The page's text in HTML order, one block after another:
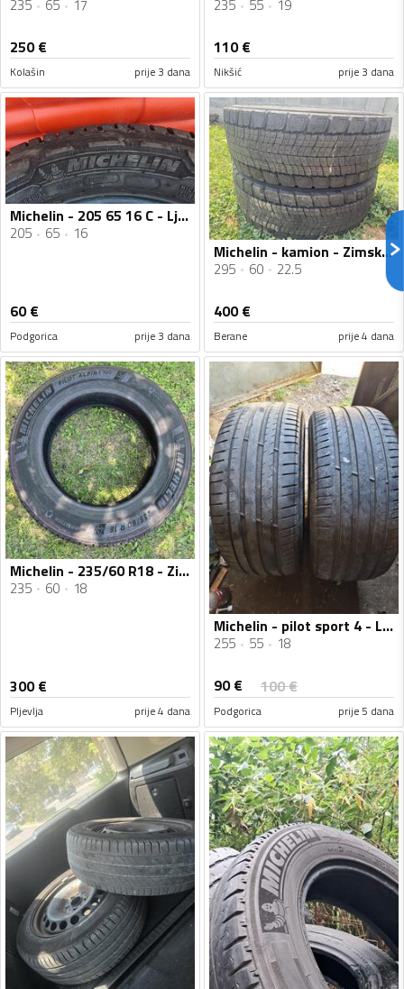
235 65 17
250€
Kolašin prije 3 dana
235 55 19
110€
Nikšić prije 3 dana
Michelin - 205 65 16 C - Ljetnja guma
205 65 16
60€
Podgorica prije 3 dana
Michelin - kamion - Zimska guma
295 60 22.5
400€
Berane prije 4 dana
Michelin - 235/60 R18 - Zimska guma
235 60 18
300€
Pljevlja prije 4 dana
Michelin - pilot sport 4 - Ljetnja guma
255 55 18
90€ 100€
Podgorica prije 5 dana